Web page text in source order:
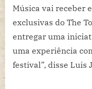
Música vai receber
exclusivas do The
entregar uma
uma experiência
festival”, disse Luis